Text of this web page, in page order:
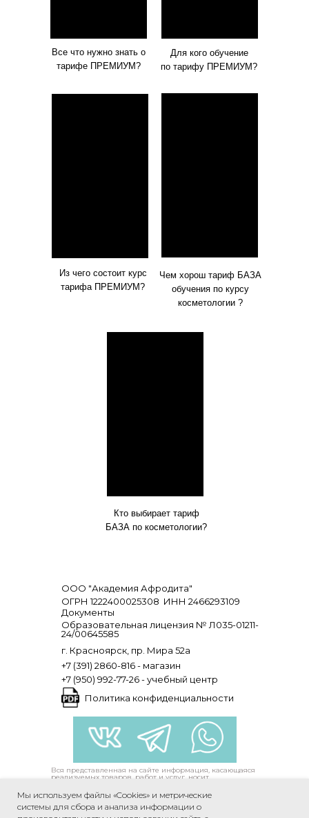
Для кого обучение
по тарифу ПРЕМИУМ?
Все что нужно знать о
тарифе ПРЕМИУМ?
Из чего состоит курс
тарифа ПРЕМИУМ?
Чем хорош тариф БАЗА
обучения по курсу
косметологии ?
Кто выбирает тариф
БАЗА по косметологии?
ООО "Академия Афродита"
ОГРН 1222400025308 ИНН 2466293109
Документы
Образовательная лицензия № Л035-01211-
24/00645585
Политика конфиденциальности
Вся представленная на сайте информация, касающаяся
реализуемых товаров, работ и услуг, носит
офертой, определяемой положениями ст. 437
Гражданского Кодекса РФ. Все цены, указанные на
данном сайте, носят информационный характер и
являются ориентировочными (окончательная стоимость
+7 (391) 2860-816 - магазин
+7 (950) 992-77-26 - учебный центр
г. Красноярск, пр. Мира 52а
Мы используем файлы «Cookies» и метрические
системы для сбора и анализа информации о